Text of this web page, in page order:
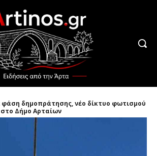
φάση δημοπράτησης, νέο δίκτυο φωτισμού
Δήμο Αρταίων